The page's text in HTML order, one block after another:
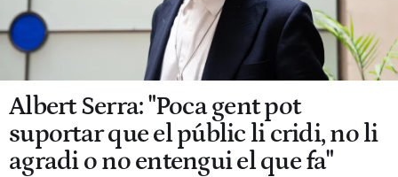
Albert Serra: "Poca gent pot
suportar que el públic li cridi, no li
agradi o no entengui el que fa"